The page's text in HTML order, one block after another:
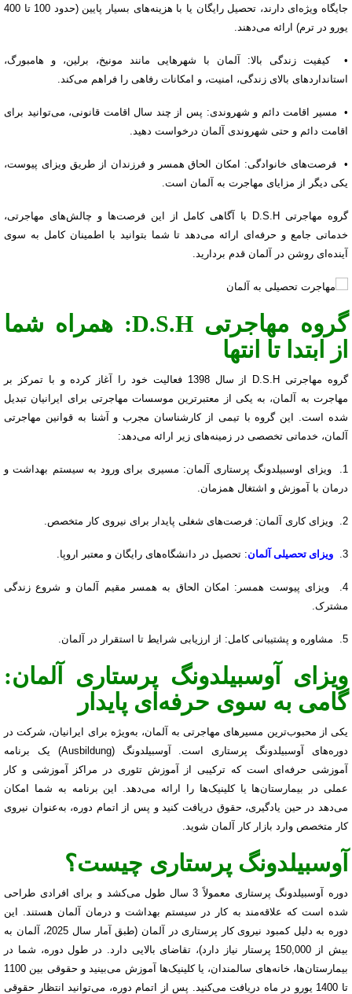
جایگاه ویژه‌ای دارند، تحصیل رایگان یا با هزینه‌های بسیار پایین (حدود 100 تا 400
یورو در ترم) ارائه می‌دهند.
• کیفیت زندگی بالا: آلمان با شهرهایی مانند مونیخ، برلین، و هامبورگ،
استانداردهای بالای زندگی، امنیت، و امکانات رفاهی را فراهم می‌کند.
• مسیر اقامت دائم و شهروندی: پس از چند سال اقامت قانونی، می‌توانید برای
اقامت دائم و حتی شهروندی آلمان درخواست دهید.
• فرصت‌های خانوادگی: امکان الحاق همسر و فرزندان از طریق ویزای پیوست،
یکی دیگر از مزایای مهاجرت به آلمان است.
گروه مهاجرتی D.S.H با آگاهی کامل از این فرصت‌ها و چالش‌های مهاجرتی،
خدماتی جامع و حرفه‌ای ارائه می‌دهد تا شما بتوانید با اطمینان کامل به سوی
آینده‌ای روشن در آلمان قدم بردارید.
گروه مهاجرتی D.S.H: همراه شما
از ابتدا تا انتها
گروه مهاجرتی D.S.H از سال 1398 فعالیت خود را آغاز کرده و با تمرکز بر
مهاجرت به آلمان، به یکی از معتبرترین موسسات مهاجرتی برای ایرانیان تبدیل
شده است. این گروه با تیمی از کارشناسان مجرب و آشنا به قوانین مهاجرتی
آلمان، خدماتی تخصصی در زمینه‌های زیر ارائه می‌دهد:
1. ویزای اوسبیلدونگ پرستاری آلمان: مسیری برای ورود به سیستم بهداشت و
درمان با آموزش و اشتغال همزمان.
2. ویزای کاری آلمان: فرصت‌های شغلی پایدار برای نیروی کار متخصص.
3. ویزای تحصیلی آلمان: تحصیل در دانشگاه‌های رایگان و معتبر اروپا.
4. ویزای پیوست همسر: امکان الحاق به همسر مقیم آلمان و شروع زندگی
مشترک.
5. مشاوره و پشتیبانی کامل: از ارزیابی شرایط تا استقرار در آلمان.
ویزای آوسبیلدونگ پرستاری آلمان:
گامی به سوی حرفه‌ای پایدار
یکی از محبوب‌ترین مسیرهای مهاجرتی به آلمان، به‌ویژه برای ایرانیان، شرکت در
دوره‌های آوسبیلدونگ پرستاری است. آوسبیلدونگ (Ausbildung) یک برنامه
آموزشی حرفه‌ای است که ترکیبی از آموزش تئوری در مراکز آموزشی و کار
عملی در بیمارستان‌ها یا کلینیک‌ها را ارائه می‌دهد. این برنامه به شما امکان
می‌دهد در حین یادگیری، حقوق دریافت کنید و پس از اتمام دوره، به‌عنوان نیروی
کار متخصص وارد بازار کار آلمان شوید.
آوسبیلدونگ پرستاری چیست؟
دوره آوسبیلدونگ پرستاری معمولاً 3 سال طول می‌کشد و برای افرادی طراحی
شده است که علاقه‌مند به کار در سیستم بهداشت و درمان آلمان هستند. این
دوره به دلیل کمبود نیروی کار پرستاری در آلمان (طبق آمار سال 2025، آلمان به
بیش از 150,000 پرستار نیاز دارد)، تقاضای بالایی دارد. در طول دوره، شما در
بیمارستان‌ها، خانه‌های سالمندان، یا کلینیک‌ها آموزش می‌بینید و حقوقی بین 1100
تا 1400 یورو در ماه دریافت می‌کنید. پس از اتمام دوره، می‌توانید انتظار حقوقی